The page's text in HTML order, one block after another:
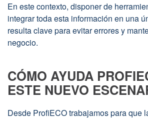
En este contexto, disponer de
integrar toda esta información en una
resulta clave para evitar errores y
negocio.
CÓMO AYUDA
ESTE NUEVO
Desde ProfiECO trabajamos para que